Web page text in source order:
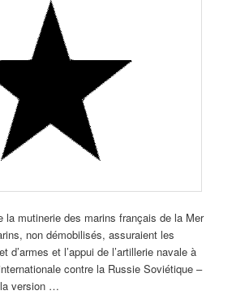
la mutinerie des marins français de la Mer
non démobilisés, assuraient les
d’armes et l’appui de l’artillerie navale à
contre la Russie Soviétique –
version …